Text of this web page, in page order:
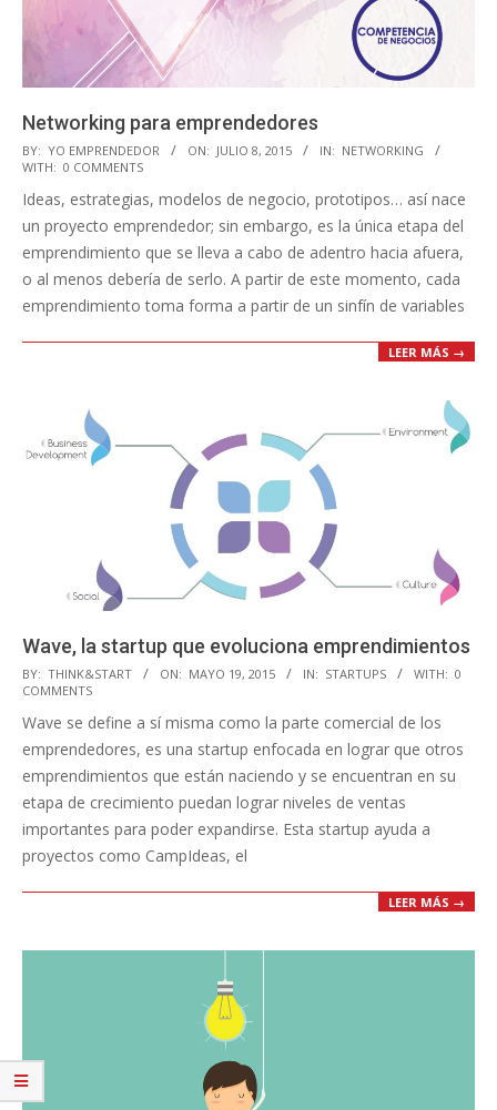
Networking para emprendedores
2015-
07-
08
BY: YO EMPRENDEDOR ON: JULIO 8, 2015 IN: NETWORKING
WITH: 0 COMMENTS
Ideas, estrategias, modelos de negocio, prototipos… así nace
un proyecto emprendedor; sin embargo, es la única etapa del
emprendimiento que se lleva a cabo de adentro hacia afuera,
o al menos debería de serlo. A partir de este momento, cada
emprendimiento toma forma a partir de un sinfín de variables
LEER MÁS →
Wave, la startup que evoluciona emprendimientos
2015-
05-
19
BY: THINK&START ON: MAYO 19, 2015 IN: STARTUPS WITH: 0
COMMENTS
Wave se define a sí misma como la parte comercial de los
emprendedores, es una startup enfocada en lograr que otros
emprendimientos que están naciendo y se encuentran en su
etapa de crecimiento puedan lograr niveles de ventas
importantes para poder expandirse. Esta startup ayuda a
proyectos como CampIdeas, el
LEER MÁS →